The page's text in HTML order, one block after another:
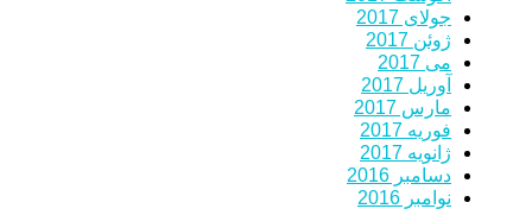
جولای 2017
ژوئن 2017
می 2017
آوریل 2017
مارس 2017
فوریه 2017
ژانویه 2017
دسامبر 2016
نوامبر 2016